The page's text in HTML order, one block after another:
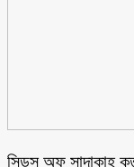
সিডস অফ সাদাকাহ